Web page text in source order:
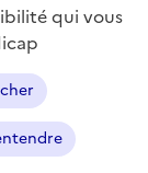
qui vous